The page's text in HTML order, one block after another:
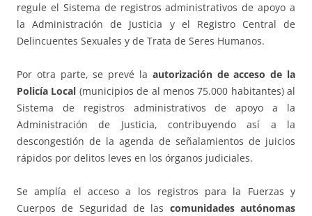
regule el Sistema de registros administrativos de apoyo a
la Administración de Justicia y el Registro Central de
Delincuentes Sexuales y de Trata de Seres Humanos.
Por otra parte, se prevé la autorización de acceso de la
Policía Local (municipios de al menos 75.000 habitantes) al
Sistema de registros administrativos de apoyo a la
Administración de Justicia, contribuyendo así a la
descongestión de la agenda de señalamientos de juicios
rápidos por delitos leves en los órganos judiciales.
Se amplía el acceso a los registros para la Fuerzas y
Cuerpos de Seguridad de las comunidades autónomas